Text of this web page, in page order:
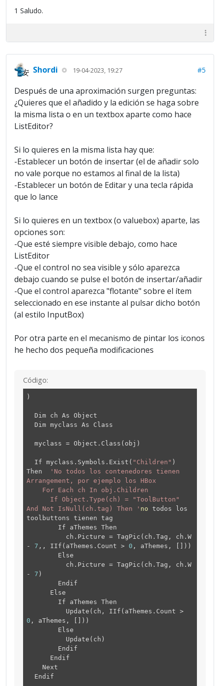
1 Saludo.
Shordi 19-04-2023, 19:27 #5
Después de una aproximación surgen preguntas:
¿Quieres que el añadido y la edición se haga sobre
la misma lista o en un textbox aparte como hace
ListEditor?
Si lo quieres en la misma lista hay que:
-Establecer un botón de insertar (el de añadir solo
no vale porque no estamos al final de la lista)
-Establecer un botón de Editar y una tecla rápida
que lo lance
Si lo quieres en un textbox (o valuebox) aparte, las
opciones son:
-Que esté siempre visible debajo, como hace
ListEditor
-Que el control no sea visible y sólo aparezca
debajo cuando se pulse el botón de insertar/añadir
-Que el control aparezca "flotante" sobre el ítem
seleccionado en ese instante al pulsar dicho botón
(al estilo InputBox)
Por otra parte en el mecanismo de pintar los iconos
he hecho dos pequeña modificaciones
Código:
)
Dim ch As Object
Dim myclass As Class
myclass = Object.Class(obj)
If myclass.Symbols.Exist( "Children" )
Then
'No todos los contenedores tienen
Arrangement, por ejemplo los HBox
For Each ch In obj.Children
If Object.Type(ch) = "ToolButton"
And Not IsNull(ch.tag) Then ' no todos los
toolbuttons tienen tag
If aThemes Then
ch.Picture = TagPic(ch.Tag, ch.W
- 7 ,, IIf(aThemes.Count > 0 , aThemes, []))
Else
ch.Picture = TagPic(ch.Tag, ch.W
- 7 )
Endif
Else
If aThemes Then
Update(ch, IIf(aThemes.Count >
0 , aThemes, []))
Else
Update(ch)
Endif
Endif
Next
Endif